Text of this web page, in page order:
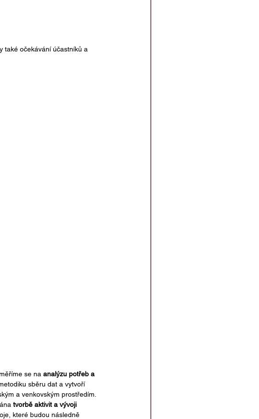
také očekávání účastníků a
se na analýzu potřeb a
sběru dat a vytvoří
a venkovským prostředím.
tvorbě aktivit a vývoji
které budou následně